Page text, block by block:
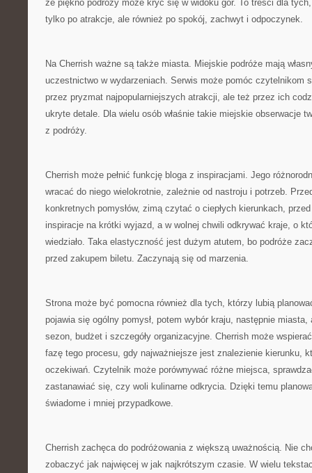
że piękno podróży może kryć się w widoku gór. To treści dla
tylko po atrakcje, ale również po spokój, zachwyt i odpoczynek.
Na Cherrish ważne są także miasta. Miejskie podróże mają
uczestnictwo w wydarzeniach. Serwis może pomóc czytelnikom
przez pryzmat najpopularniejszych atrakcji, ale też przez ich
ukryte detale. Dla wielu osób właśnie takie miejskie obserwacje
z podróży.
Cherrish może pełnić funkcję bloga z inspiracjami. Jego
wracać do niego wielokrotnie, zależnie od nastroju i potrzeb.
konkretnych pomysłów, zimą czytać o ciepłych kierunkach,
inspiracje na krótki wyjazd, a w wolnej chwili odkrywać kraje, o
wiedziało. Taka elastyczność jest dużym atutem, bo podróże
przed zakupem biletu. Zaczynają się od marzenia.
Strona może być pomocna również dla tych, którzy lubią
pojawia się ogólny pomysł, potem wybór kraju, następnie
sezon, budżet i szczegóły organizacyjne. Cherrish może
fazę tego procesu, gdy najważniejsze jest znalezienie kierunku,
oczekiwań. Czytelnik może porównywać różne miejsca,
zastanawiać się, czy woli kulinarne odkrycia. Dzięki temu
świadome i mniej przypadkowe.
Cherrish zachęca do podróżowania z większą uważnością. Nie
zobaczyć jak najwięcej w jak najkrótszym czasie. W wielu